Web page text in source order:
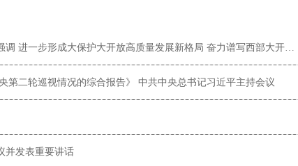
习近平主持召开新时代推动西部大开发座谈会强调 进一步形成大保护大开放高质量发展新格局 奋力谱写西部大开发新篇章
第二轮巡视情况的综合报告》 中共中央总书记习近平主持会议
并发表重要讲话